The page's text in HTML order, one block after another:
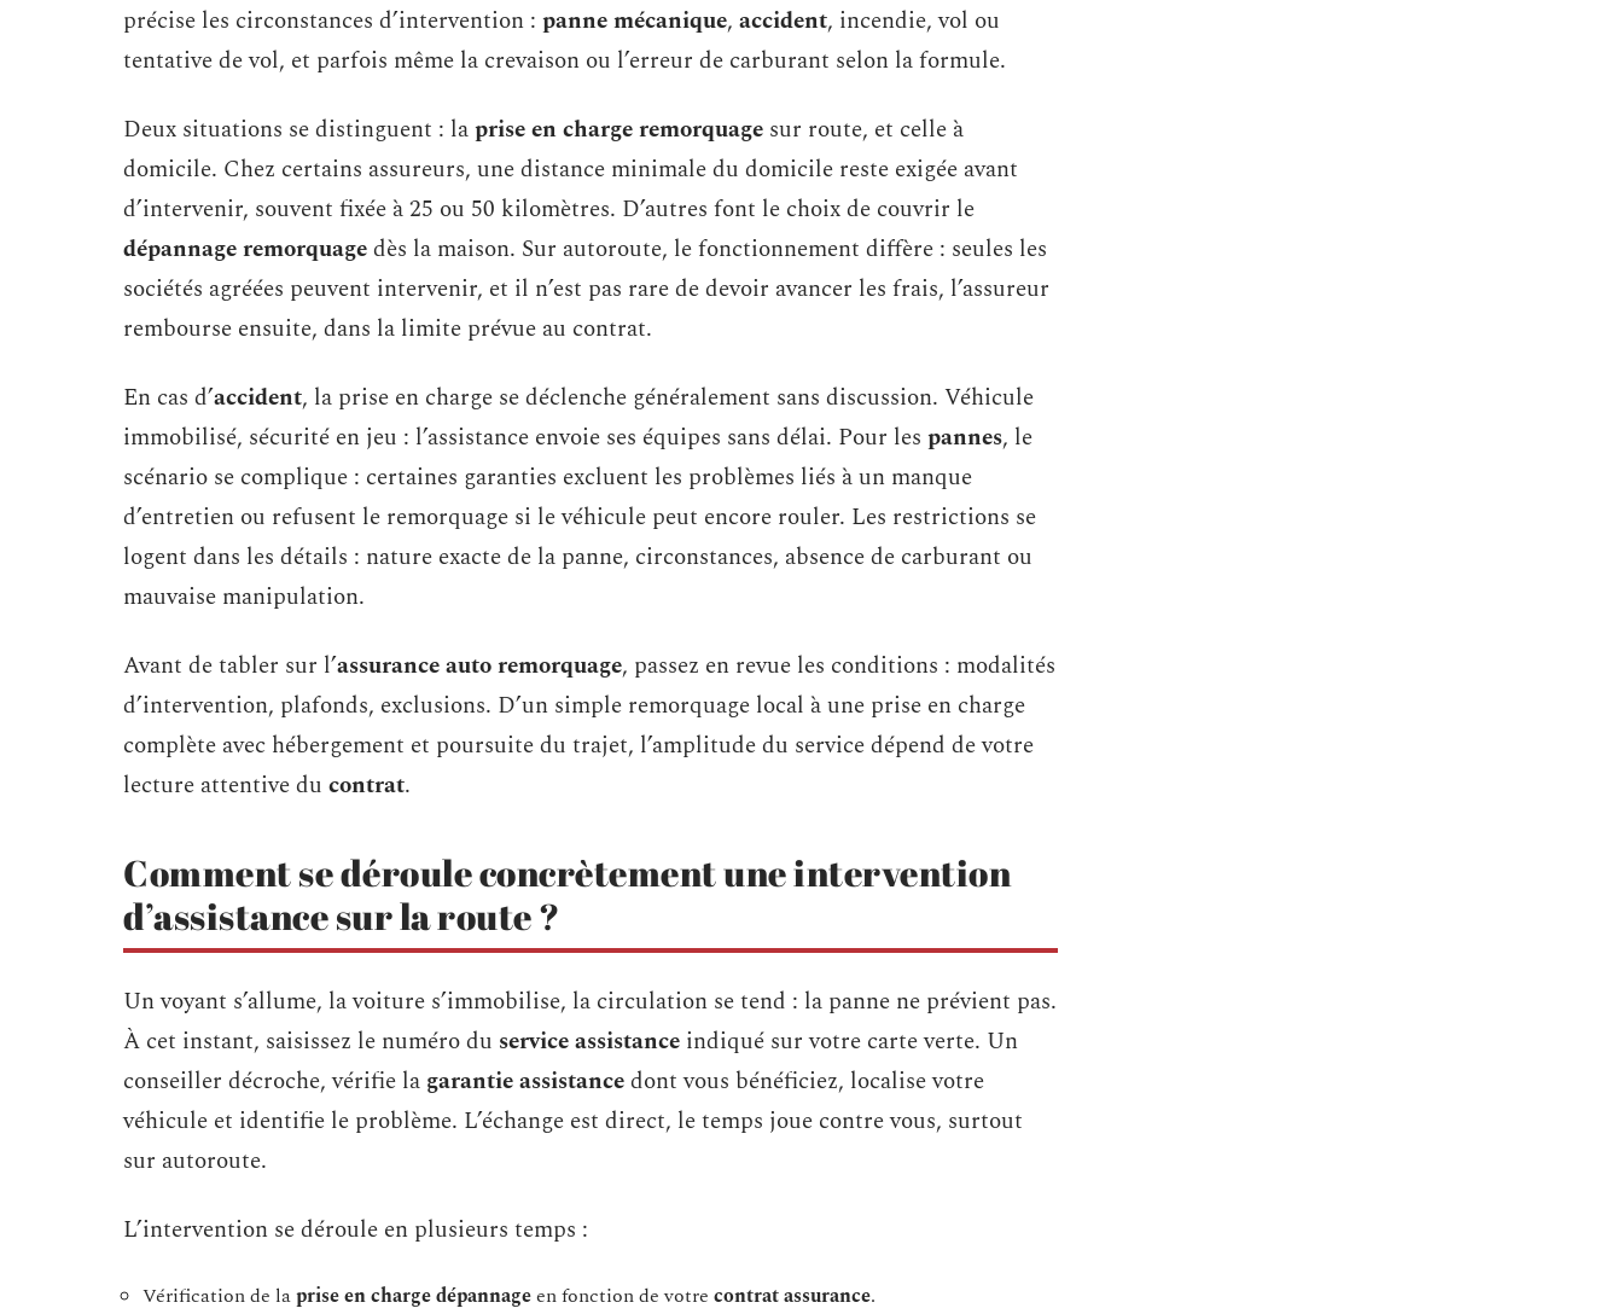
précise les circonstances d’intervention : panne mécanique, accident, incendie, vol ou
tentative de vol, et parfois même la crevaison ou l’erreur de carburant selon la formule.
Deux situations se distinguent : laprise en charge remorquage sur route, et celle à
domicile. Chez certains assureurs, une distance minimale du domicile reste exigée avant
d’intervenir, souvent fixée à 25 ou 50 kilomètres. D’autres font le choix de couvrir le
dépannage remorquagedès la maison. Sur autoroute, le fonctionnement diffère : seules les
sociétés agréées peuvent intervenir, et il n’est pas rare de devoir avancer les frais, l’assureur
rembourse ensuite, dans la limite prévue au contrat.
En cas d’accident, la prise en charge se déclenche généralement sans discussion. Véhicule
immobilisé, sécurité en jeu : l’assistance envoie ses équipes sans délai. Pour les pannes, le
scénario se complique : certaines garanties excluent les problèmes liés à un manque
d’entretien ou refusent le remorquage si le véhicule peut encore rouler. Les restrictions se
logent dans les détails : nature exacte de la panne, circonstances, absence de carburant ou
mauvaise manipulation.
Avant de tabler sur l’assurance auto remorquage, passez en revue les conditions : modalités
d’intervention, plafonds, exclusions. D’un simple remorquage local à une prise en charge
complète avec hébergement et poursuite du trajet, l’amplitude du service dépend de votre
lecture attentive du contrat.
Comment se déroule concrètement une intervention
d’assistance sur la route ?
Un voyant s’allume, la voiture s’immobilise, la circulation se tend : la panne ne prévient pas.
À cet instant, saisissez le numéro du service assistance indiqué sur votre carte verte. Un
conseiller décroche, vérifie la garantie assistancedont vous bénéficiez, localise votre
véhicule et identifie le problème. L’échange est direct, le temps joue contre vous, surtout
sur autoroute.
L’intervention se déroule en plusieurs temps :
Vérification de laprise en charge dépannageen fonction de votre contrat assurance.